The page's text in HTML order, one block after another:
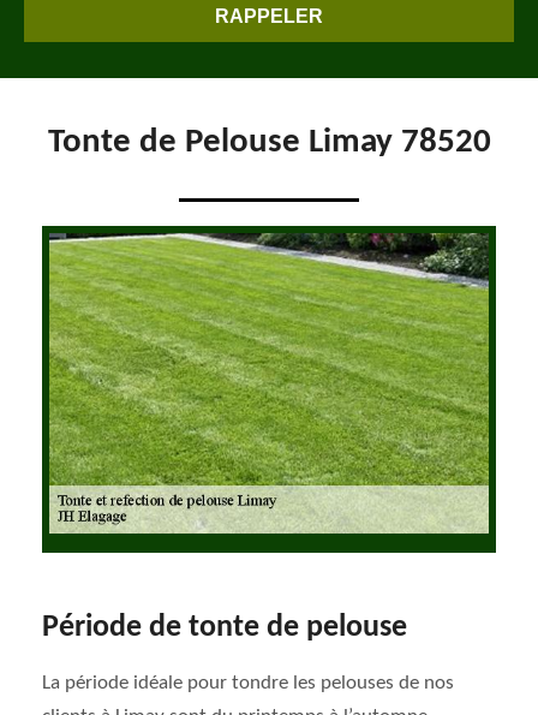
Tonte de Pelouse Limay 78520
Période de tonte de pelouse
La période idéale pour tondre les pelouses de nos